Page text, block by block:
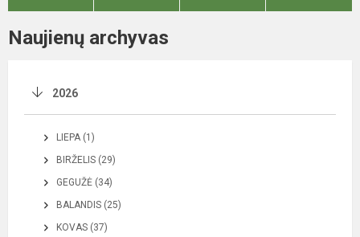
Naujienų archyvas
2026
LIEPA (1)
BIRŽELIS (29)
GEGUŽĖ (34)
BALANDIS (25)
KOVAS (37)